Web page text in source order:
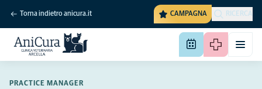
Torna indietro anicura.it CAMPAGNA RICERCA
PRACTICE MANAGER